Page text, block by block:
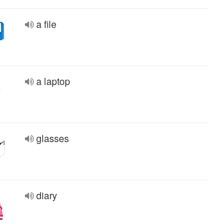
a file
a laptop
glasses
diary